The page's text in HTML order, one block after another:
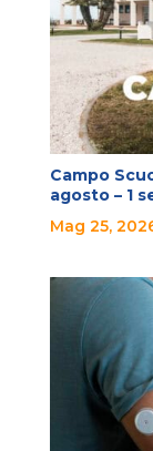
Campo
agosto – 1
Mag 25,